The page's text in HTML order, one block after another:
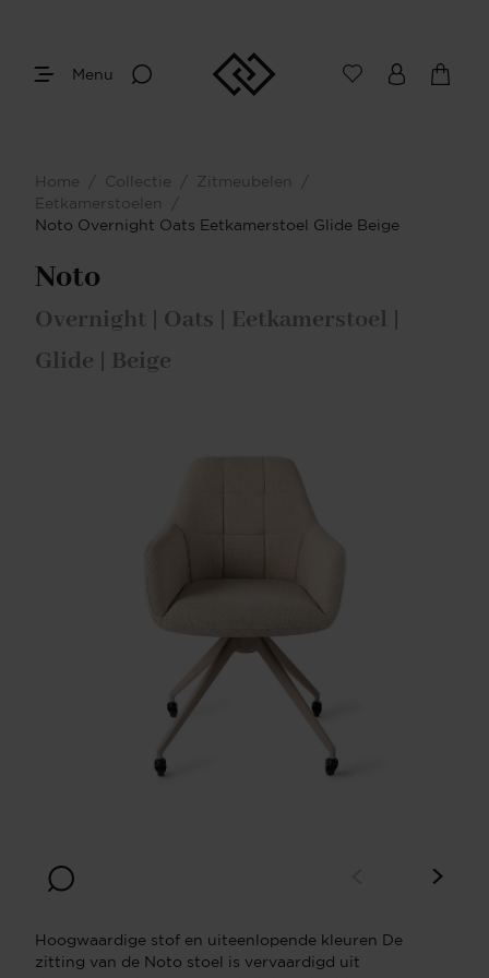
Menu
Home / Collectie / Zitmeubelen
/
Eetkamerstoelen
/
Noto Overnight Oats Eetkamerstoel Glide Beige
Noto
Overnight | Oats | Eetkamerstoel |
Glide | Beige
Hoogwaardige stof en uiteenlopende kleuren De
zitting van de Noto stoel is vervaardigd uit